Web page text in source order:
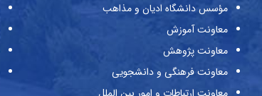
مؤسس دانشگاه ادیان و مذاهب
معاونت آموزش
معاونت پژوهش
معاونت فرهنگی و دانشجویی